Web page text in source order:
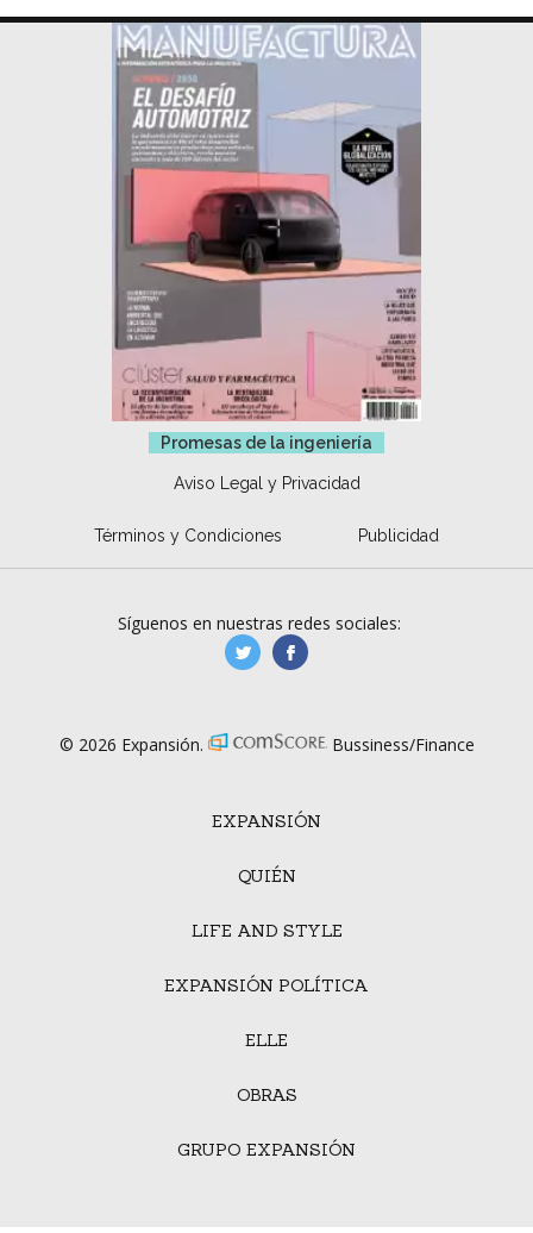
Promesas de la ingeniería
Aviso Legal y Privacidad
Términos y Condiciones Publicidad
EXPANSIÓN
QUIÉN
LIFE AND STYLE
EXPANSIÓN POLÍTICA
ELLE
OBRAS
GRUPO EXPANSIÓN
Síguenos en nuestras redes sociales:
manufacturaGE
© 2026 Expansión. Bussiness/Finance